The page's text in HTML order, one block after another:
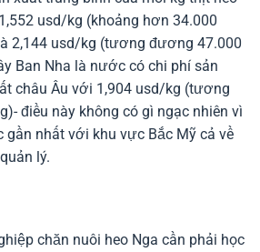
usd/kg (khoảng hơn 34.000
2,144 usd/kg (tương đương 47.000
Ban Nha là nước có chi phí sản
châu Âu với 1,904 usd/kg (tương
điều này không có gì ngạc nhiên vì
gần nhất với khu vực Bắc Mỹ cả về
lý.
chăn nuôi heo Nga cần phải học